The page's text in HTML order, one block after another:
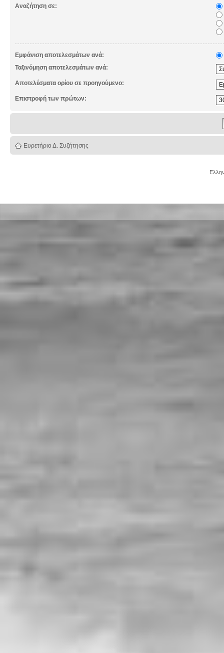
Αναζήτηση σε:
Εμφάνιση αποτελεσμάτων ανά:
Ταξινόμηση αποτελεσμάτων ανά:
Αποτελέσματα ορίου σε προηγούμενο:
Επιστροφή των πρώτων:
Ευρετήριο Δ. Συζήτησης